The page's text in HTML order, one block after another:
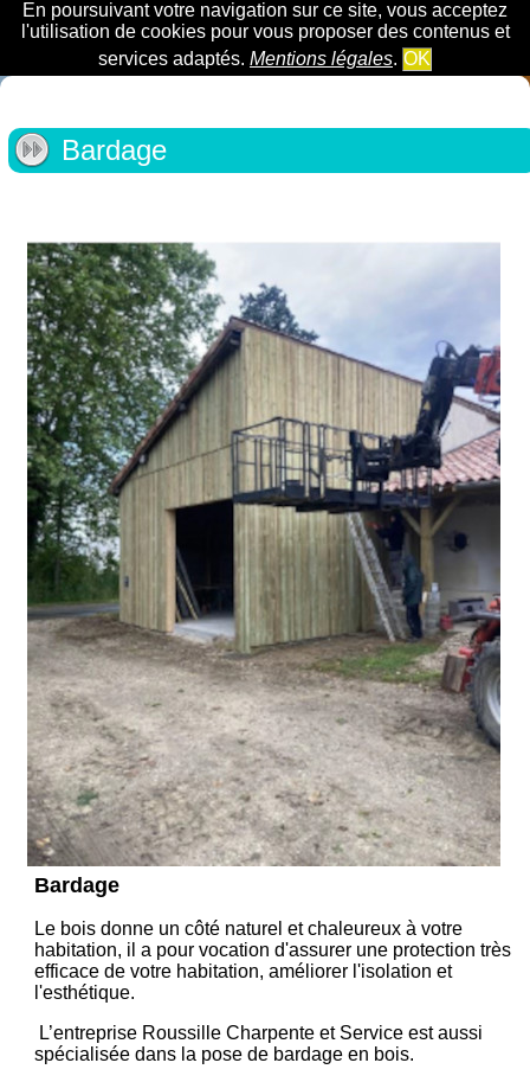
En poursuivant votre navigation sur ce site, vous acceptez
l'utilisation de cookies pour vous proposer des contenus et
services adaptés. Mentions légales. OK
Bardage
Bardage
Le bois donne un côté naturel et chaleureux à votre
habitation, il a pour vocation d'assurer une protection très
efficace de votre habitation, améliorer l'isolation et
l'esthétique.
L’entreprise Roussille Charpente et Service est aussi
spécialisée dans la pose de bardage en bois.